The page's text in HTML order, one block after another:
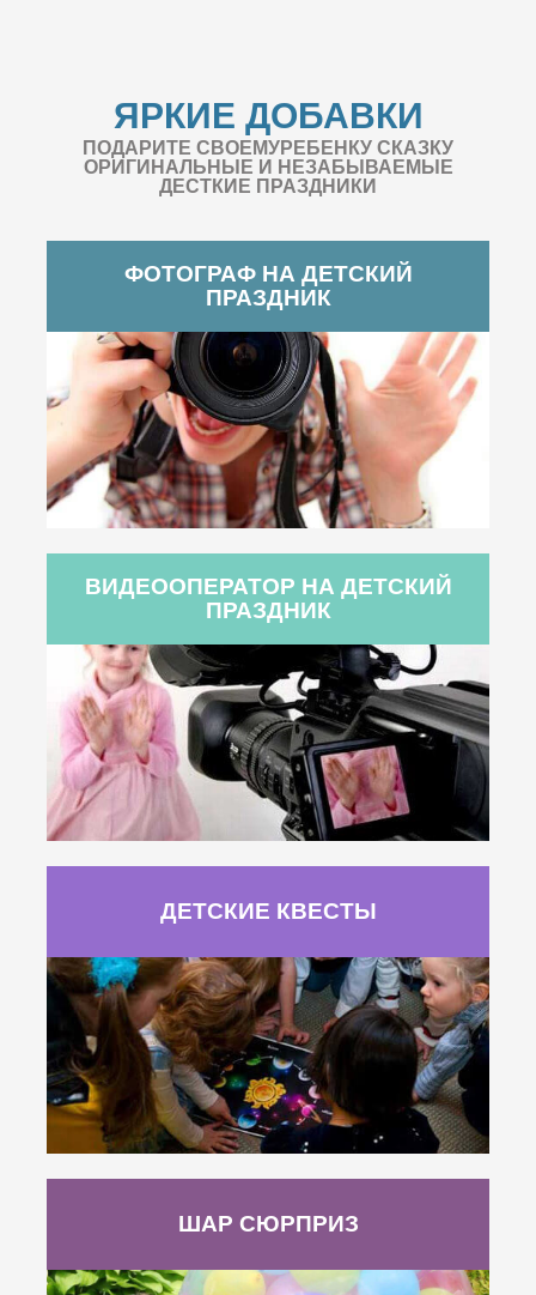
ЯРКИЕ ДОБАВКИ
ПОДАРИТЕ СВОЕМУРЕБЕНКУ СКАЗКУ
ОРИГИНАЛЬНЫЕ И НЕЗАБЫВАЕМЫЕ
ДЕСТКИЕ ПРАЗДНИКИ
ФОТОГРАФ НА ДЕТСКИЙ
ПРАЗДНИК
ВИДЕООПЕРАТОР НА ДЕТСКИЙ
ПРАЗДНИК
ДЕТСКИЕ КВЕСТЫ
ШАР СЮРПРИЗ